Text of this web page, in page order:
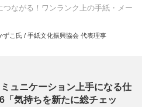
つながる！ワンランク上の手紙・メー
ずこ氏 / 手紙文化振興協会 代表理事
ュニケーション上手になる仕
「気持ちを新たに総チェッ